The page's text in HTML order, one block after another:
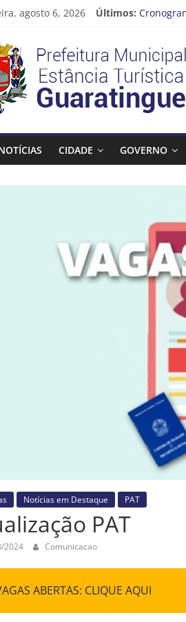
agosto 6, 2026 Últimos:
Vem
CIDADE GOVERNO
Notícias em Destaque PAT
PAT
2024 Comunicacao
ABERTAS: CLIQUE AQUI